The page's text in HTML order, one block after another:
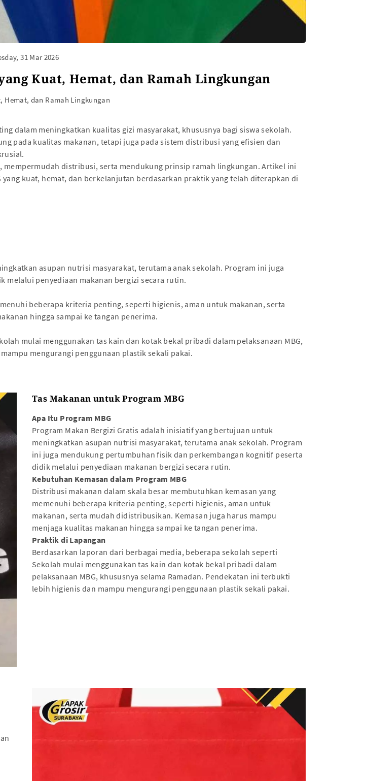
31 Mar 2026
Kuat, Hemat, dan Ramah Lingkungan
Hemat, dan Ramah Lingkungan
dalam meningkatkan kualitas gizi masyarakat, khususnya bagi siswa sekolah.
pada kualitas makanan, tetapi juga pada sistem distribusi yang efisien dan
mempermudah distribusi, serta mendukung prinsip ramah lingkungan. Artikel ini
kuat, hemat, dan berkelanjutan berdasarkan praktik yang telah diterapkan di
asupan nutrisi masyarakat, terutama anak sekolah. Program ini juga
penyediaan makanan bergizi secara rutin.
beberapa kriteria penting, seperti higienis, aman untuk makanan, serta
hingga sampai ke tangan penerima.
mulai menggunakan tas kain dan kotak bekal pribadi dalam pelaksanaan MBG,
mengurangi penggunaan plastik sekali pakai.
Tas Makanan untuk Program MBG
Apa Itu Program MBG
Program Makan Bergizi Gratis adalah inisiatif yang bertujuan untuk
meningkatkan asupan nutrisi masyarakat, terutama anak sekolah. Program
ini juga mendukung pertumbuhan fisik dan perkembangan kognitif peserta
didik melalui penyediaan makanan bergizi secara rutin.
Kebutuhan Kemasan dalam Program MBG
Distribusi makanan dalam skala besar membutuhkan kemasan yang
memenuhi beberapa kriteria penting, seperti higienis, aman untuk
makanan, serta mudah didistribusikan. Kemasan juga harus mampu
menjaga kualitas makanan hingga sampai ke tangan penerima.
Praktik di Lapangan
Berdasarkan laporan dari berbagai media, beberapa sekolah seperti
Sekolah mulai menggunakan tas kain dan kotak bekal pribadi dalam
pelaksanaan MBG, khususnya selama Ramadan. Pendekatan ini terbukti
lebih higienis dan mampu mengurangi penggunaan plastik sekali pakai.